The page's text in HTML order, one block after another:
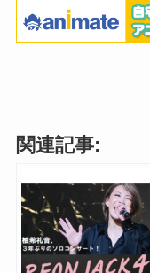
関連記事: